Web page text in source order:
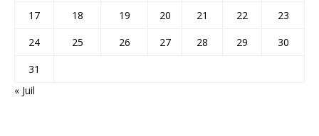
17
18 19 20 21 22
23
24
25 26 27 28 29
30
31
« Juil